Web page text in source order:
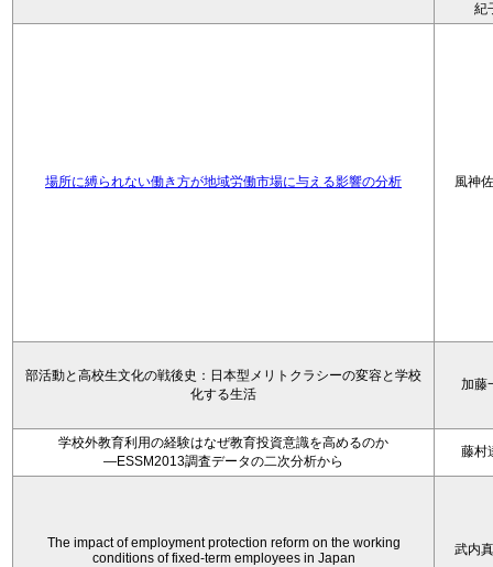
紀
場所に縛られない働き方が地域労働市場に与える影響の分析 風神
部活動と高校生文化の戦後史：日本型メリトクラシーの変容と学校
化する生活
加藤
学校外教育利用の経験はなぜ教育投資意識を高めるのか
―ESSM2013調査データの二次分析から
藤村
The impact of employment protection reform on the working
conditions of fixed-term employees in Japan
武内